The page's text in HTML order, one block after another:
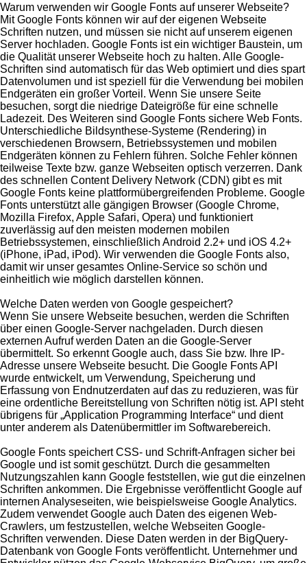
Warum verwenden wir Google Fonts auf unserer Webseite?
Mit Google Fonts können wir auf der eigenen Webseite
Schriften nutzen, und müssen sie nicht auf unserem eigenen
Server hochladen. Google Fonts ist ein wichtiger Baustein, um
die Qualität unserer Webseite hoch zu halten. Alle Google-
Schriften sind automatisch für das Web optimiert und dies spart
Datenvolumen und ist speziell für die Verwendung bei mobilen
Endgeräten ein großer Vorteil. Wenn Sie unsere Seite
besuchen, sorgt die niedrige Dateigröße für eine schnelle
Ladezeit. Des Weiteren sind Google Fonts sichere Web Fonts.
Unterschiedliche Bildsynthese-Systeme (Rendering) in
verschiedenen Browsern, Betriebssystemen und mobilen
Endgeräten können zu Fehlern führen. Solche Fehler können
teilweise Texte bzw. ganze Webseiten optisch verzerren. Dank
des schnellen Content Delivery Network (CDN) gibt es mit
Google Fonts keine plattformübergreifenden Probleme. Google
Fonts unterstützt alle gängigen Browser (Google Chrome,
Mozilla Firefox, Apple Safari, Opera) und funktioniert
zuverlässig auf den meisten modernen mobilen
Betriebssystemen, einschließlich Android 2.2+ und iOS 4.2+
(iPhone, iPad, iPod). Wir verwenden die Google Fonts also,
damit wir unser gesamtes Online-Service so schön und
einheitlich wie möglich darstellen können.
Welche Daten werden von Google gespeichert?
Wenn Sie unsere Webseite besuchen, werden die Schriften
über einen Google-Server nachgeladen. Durch diesen
externen Aufruf werden Daten an die Google-Server
übermittelt. So erkennt Google auch, dass Sie bzw. Ihre IP-
Adresse unsere Webseite besucht. Die Google Fonts API
wurde entwickelt, um Verwendung, Speicherung und
Erfassung von Endnutzerdaten auf das zu reduzieren, was für
eine ordentliche Bereitstellung von Schriften nötig ist. API steht
übrigens für „Application Programming Interface“ und dient
unter anderem als Datenübermittler im Softwarebereich.
Google Fonts speichert CSS- und Schrift-Anfragen sicher bei
Google und ist somit geschützt. Durch die gesammelten
Nutzungszahlen kann Google feststellen, wie gut die einzelnen
Schriften ankommen. Die Ergebnisse veröffentlicht Google auf
internen Analyseseiten, wie beispielsweise Google Analytics.
Zudem verwendet Google auch Daten des eigenen Web-
Crawlers, um festzustellen, welche Webseiten Google-
Schriften verwenden. Diese Daten werden in der BigQuery-
Datenbank von Google Fonts veröffentlicht. Unternehmer und